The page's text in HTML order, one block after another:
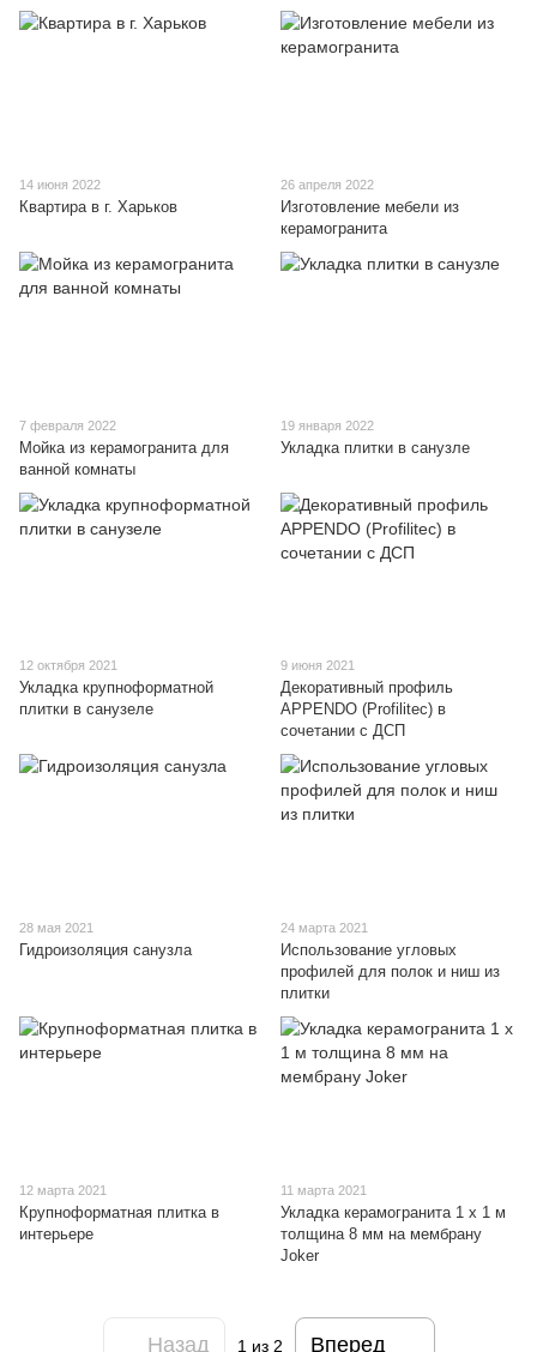
14 июня 2022
Квартира в г. Харьков
26 апреля 2022
Изготовление мебели из
керамогранита
7 февраля 2022
Мойка из керамогранита для
ванной комнаты
19 января 2022
Укладка плитки в санузле
12 октября 2021
Укладка крупноформатной
плитки в санузеле
9 июня 2021
Декоративный профиль
APPENDO (Profilitec) в
сочетании с ДСП
28 мая 2021
Гидроизоляция санузла
24 марта 2021
Использование угловых
профилей для полок и ниш из
плитки
12 марта 2021
Крупноформатная плитка в
интерьере
11 марта 2021
Укладка керамогранита 1 х 1 м
толщина 8 мм на мембрану
Joker
Назад 1 из 2 Вперед